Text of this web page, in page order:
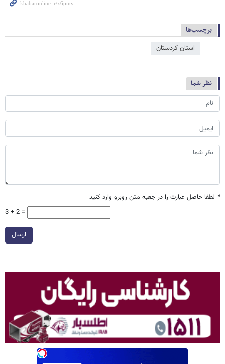
برچسب‌ها
استان کردستان
نظر شما
* لطفا حاصل عبارت را در جعبه متن روبرو وارد کنید
3 + 2 =
ارسال